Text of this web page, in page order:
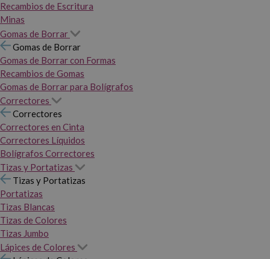
Recambios de Escritura
Minas
Gomas de Borrar
Gomas de Borrar
Gomas de Borrar con Formas
Recambios de Gomas
Gomas de Borrar para Bolígrafos
Correctores
Correctores
Correctores en Cinta
Correctores Líquidos
Bolígrafos Correctores
Tizas y Portatizas
Tizas y Portatizas
Portatizas
Tizas Blancas
Tizas de Colores
Tizas Jumbo
Lápices de Colores